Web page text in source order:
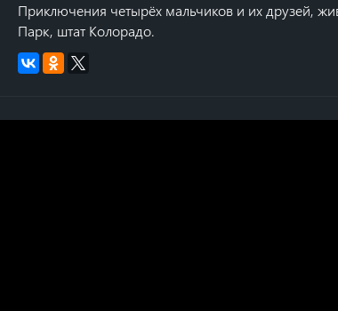
Приключения четырёх мальчиков и их друзей,
Парк, штат Колорадо.